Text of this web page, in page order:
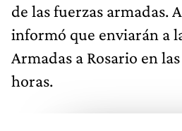
de las fuerzas armadas.
informó que enviarán a
Armadas a Rosario en
horas.